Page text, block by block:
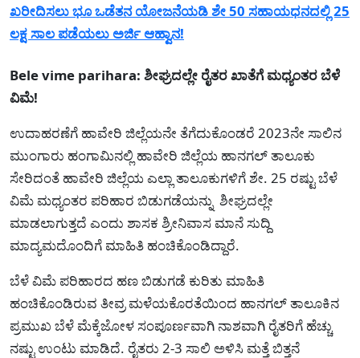
ಖರೀದಿಸಲು ಭೂ ಒಡೆತನ ಯೋಜನೆಯಡಿ ಶೇ 50 ಸಹಾಯಧನದಲ್ಲಿ 25
ಲಕ್ಷ ಸಾಲ ಪಡೆಯಲು ಅರ್ಜಿ ಆಹ್ವಾನ!
Bele vime parihara: ಶೀಘ್ರದಲ್ಲೇ ರೈತರ ಖಾತೆಗೆ ಮಧ್ಯಂತರ ಬೆಳೆ
ವಿಮೆ!
ಉದಾಹರಣೆಗೆ ಹಾವೇರಿ ಜಿಲ್ಲೆಯನೇ ತೆಗೆದುಕೊಂಡರೆ 2023ನೇ ಸಾಲಿನ
ಮುಂಗಾರು ಹಂಗಾಮಿನಲ್ಲಿ ಹಾವೇರಿ ಜಿಲ್ಲೆಯ ಹಾನಗಲ್ ತಾಲೂಕು
ಸೇರಿದಂತೆ ಹಾವೇರಿ ಜಿಲ್ಲೆಯ ಎಲ್ಲಾ ತಾಲೂಕುಗಳಿಗೆ ಶೇ. 25 ರಷ್ಟು ಬೆಳೆ
ವಿಮೆ ಮಧ್ಯಂತರ ಪರಿಹಾರ ಬಿಡುಗಡೆಯನ್ನು ಶೀಘ್ರದಲ್ಲೇ
ಮಾಡಲಾಗುತ್ತದೆ ಎಂದು ಶಾಸಕ ಶ್ರೀನಿವಾಸ ಮಾನೆ ಸುದ್ದಿ
ಮಾದ್ಯಮದೊಂದಿಗೆ ಮಾಹಿತಿ ಹಂಚಿಕೊಂಡಿದ್ದಾರೆ.
ಬೆಳೆ ವಿಮೆ ಪರಿಹಾರದ ಹಣ ಬಿಡುಗಡೆ ಕುರಿತು ಮಾಹಿತಿ
ಹಂಚಿಕೊಂಡಿರುವ ತೀವ್ರ ಮಳೆಯಕೊರತೆಯಿಂದ ಹಾನಗಲ್ ತಾಲೂಕಿನ
ಪ್ರಮುಖ ಬೆಳೆ ಮೆಕ್ಕೆಜೋಳ ಸಂಪೂರ್ಣವಾಗಿ ನಾಶವಾಗಿ ರೈತರಿಗೆ ಹೆಚ್ಚು
ನಷ್ಟು ಉಂಟು ಮಾಡಿದೆ. ರೈತರು 2-3 ಸಾಲಿ ಅಳಿಸಿ ಮತ್ತೆ ಬಿತ್ತನೆ